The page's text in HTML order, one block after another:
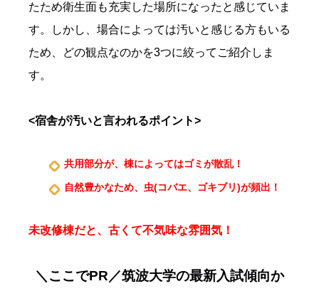
たため衛生面も充実した場所になったと感じていま
す。しかし、場合によっては汚いと感じる方もいる
ため、どの観点なのかを3つに絞ってご紹介しま
す。
<宿舎が汚いと言われるポイント>
共用部分が、棟によってはゴミが散乱！
自然豊かなため、虫(コバエ、ゴキブリ)が頻出！
未改修棟だと、古くて不気味な雰囲気！
＼ここでPR／筑波大学の最新入試傾向か